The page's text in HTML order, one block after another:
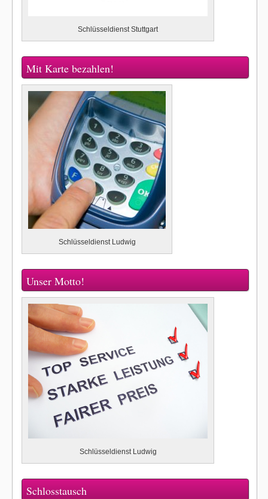
Schlüsseldienst Stuttgart
Mit Karte bezahlen!
Schlüsseldienst Ludwig
Unser Motto!
Schlüsseldienst Ludwig
Schlosstausch